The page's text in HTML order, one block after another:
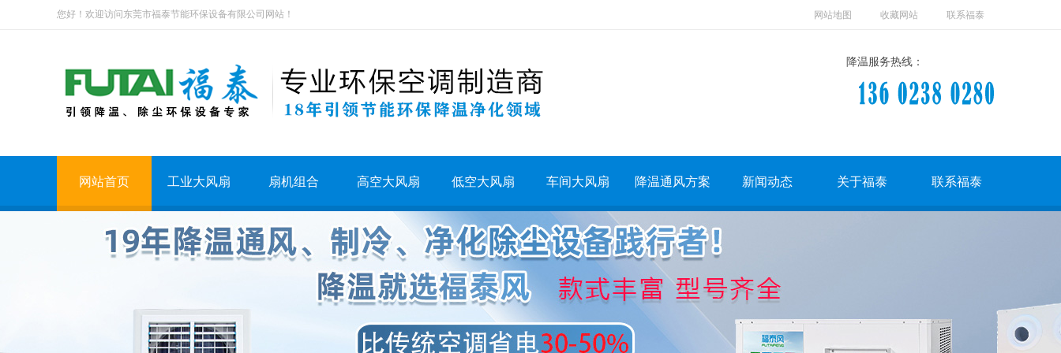
您好！欢迎访问东莞市福泰节能环保设备有限公司网站！ 网站地图 收藏网站 联系福泰
降温服务热线：
网站首页 工业大风扇 扇机组合 高空大风扇 低空大风扇 车间大风扇 降温通风方案 新闻动态 关于福泰 联系福泰